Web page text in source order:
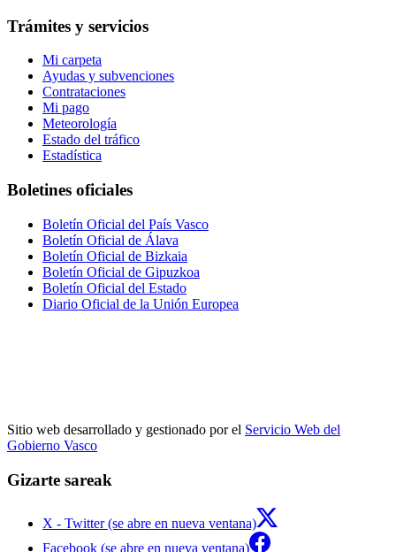
Trámites y servicios
Mi carpeta
Ayudas y subvenciones
Contrataciones
Mi pago
Meteorología
Estado del tráfico
Estadística
Boletines oficiales
Boletín Oficial del País Vasco
Boletín Oficial de Álava
Boletín Oficial de Bizkaia
Boletín Oficial de Gipuzkoa
Boletín Oficial del Estado
Diario Oficial de la Unión Europea
Sitio web desarrollado y gestionado por el Servicio Web del
Gobierno Vasco
Gizarte sareak
X - Twitter (se abre en nueva ventana)
Facebook (se abre en nueva ventana)